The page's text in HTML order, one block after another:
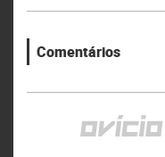
Comentários